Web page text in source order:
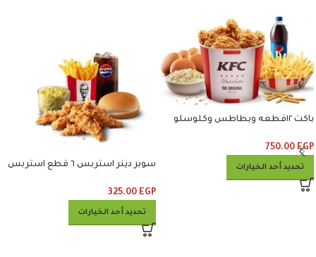
باكت ١٢قطعه وبطاطس وكلوسلو
750.00 EGP
تحديد أحد الخيارات
سوبر دينر استربس ٦ قطع استربس
325.00 EGP
تحديد أحد الخيارات